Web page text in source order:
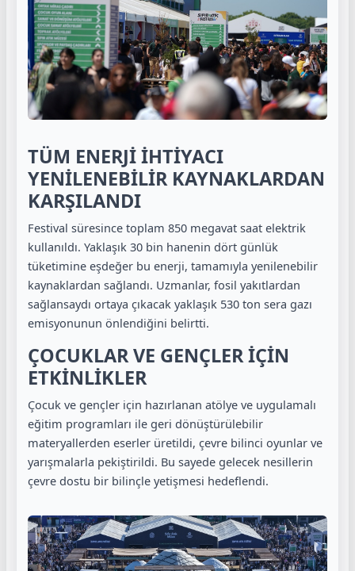
TÜM ENERJİ İHTİYACI
YENİLENEBİLİR KAYNAKLARDAN
KARŞILANDI
Festival süresince toplam 850 megavat saat elektrik
kullanıldı. Yaklaşık 30 bin hanenin dört günlük
tüketimine eşdeğer bu enerji, tamamıyla yenilenebilir
kaynaklardan sağlandı. Uzmanlar, fosil yakıtlardan
sağlansaydı ortaya çıkacak yaklaşık 530 ton sera gazı
emisyonunun önlendiğini belirtti.
ÇOCUKLAR VE GENÇLER İÇİN
ETKİNLİKLER
Çocuk ve gençler için hazırlanan atölye ve uygulamalı
eğitim programları ile geri dönüştürülebilir
materyallerden eserler üretildi, çevre bilinci oyunlar ve
yarışmalarla pekiştirildi. Bu sayede gelecek nesillerin
çevre dostu bir bilinçle yetişmesi hedeflendi.